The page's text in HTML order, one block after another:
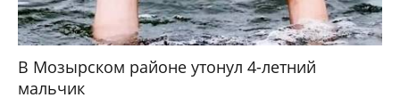
В Мозырском районе утонул 4-летний
мальчик